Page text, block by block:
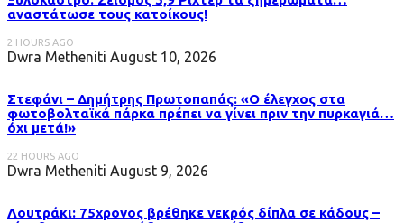
αναστάτωσε τους κατοίκους!
2 HOURS AGO
Dwra Metheniti August 10, 2026
Στεφάνι – Δημήτρης Πρωτοπαπάς: «Ο έλεγχος στα
φωτοβολταϊκά πάρκα πρέπει να γίνει πριν την πυρκαγιά…
όχι μετά!»
22 HOURS AGO
Dwra Metheniti August 9, 2026
Λουτράκι: 75χρονος βρέθηκε νεκρός δίπλα σε κάδους –